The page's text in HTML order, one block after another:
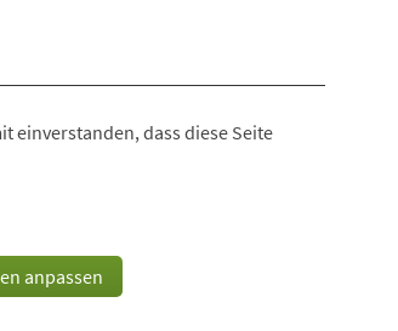
einverstanden, dass diese Seite
anpassen